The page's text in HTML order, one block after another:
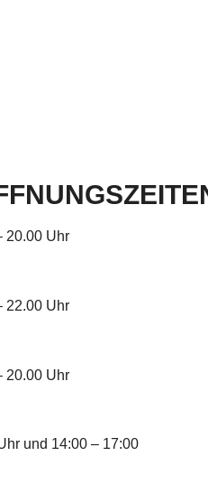
20.00 Uhr
22.00 Uhr
20.00 Uhr
und 14:00 – 17:00